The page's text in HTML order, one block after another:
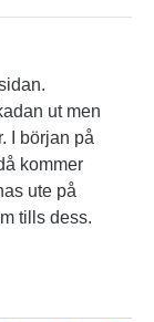
ut men
I början på
kommer
ute på
tills dess.